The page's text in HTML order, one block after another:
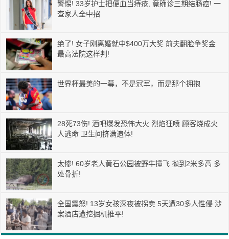
警惕! 33岁护士把便血当痔疮, 竟确诊三期结肠癌! 一
查家人全中招
绝了! 女子刚离婚就中$400万大奖 前夫翻脸争奖金
最高法院这样判!
世界杯最美的一幕，不是冠军，而是那个拥抱
28死73伤! 酒吧爆发恐怖大火 烈焰狂喷 顾客烧成火
人逃命 卫生间挤满遗体!
太惨! 60岁老人黄石公园被野牛撞飞 抛到2米多高 多
处骨折!
全国震怒! 13岁女孩深夜被拐卖 5天遭30多人性侵 涉
案酒店遭挖掘机推平!